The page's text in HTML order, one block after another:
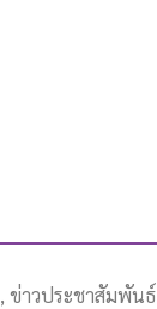
, ข่าวประชาสัมพันธ์